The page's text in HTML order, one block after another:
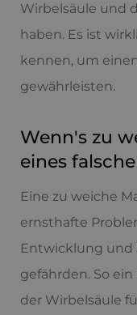
Wirbelsäule und
haben. Es ist
kennen, um
gewährleisten.
Wenn's zu
eines
Eine zu weiche
ernsthafte
Entwicklung und
gefährden. So
der Wirbelsäule